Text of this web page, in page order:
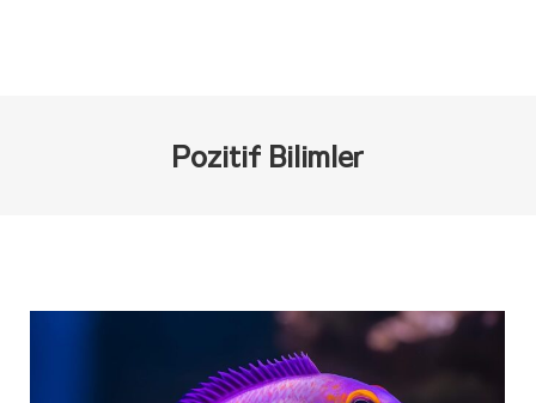
Pozitif Bilimler